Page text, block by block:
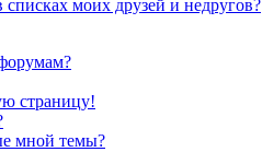
списках моих друзей и недругов?
страницу!
мной темы?